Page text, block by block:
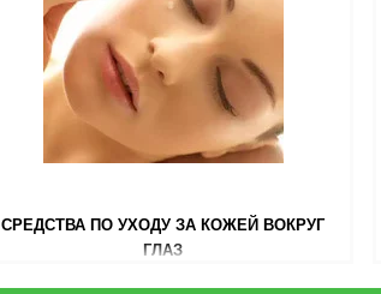
СРЕДСТВА ПО УХОДУ ЗА КОЖЕЙ ВОКРУГ
ГЛАЗ